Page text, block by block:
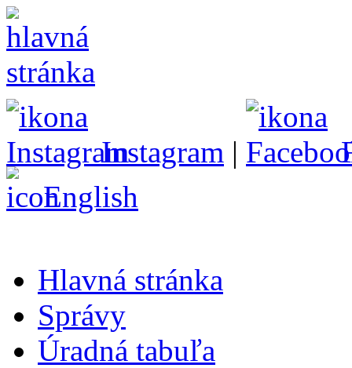
Instagram |
English
Hlavná stránka
Správy
Úradná tabuľa